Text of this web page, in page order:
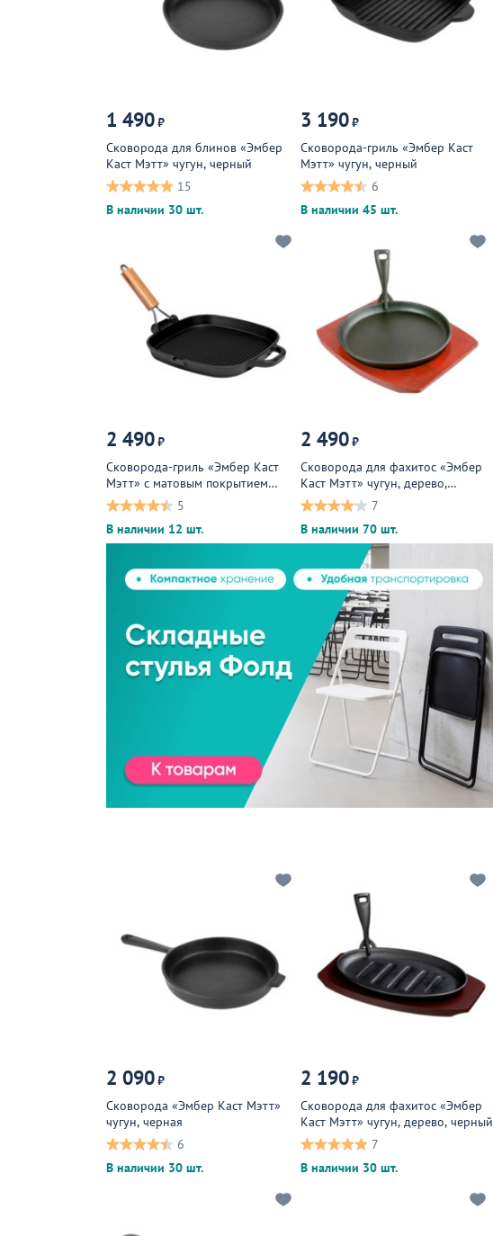
1 490₽
Сковорода для блинов «Эмбер
Каст Мэтт» чугун, черный
15
В наличии 30 шт.
3 190₽
Сковорода-гриль «Эмбер Каст
Мэтт» чугун, черный
6
В наличии 45 шт.
2 490₽
Сковорода-гриль «Эмбер Каст
Мэтт» с матовым покрытием
чугун, дерево, черный, древес
5
В наличии 12 шт.
2 490₽
Сковорода для фахитос «Эмбер
Каст Мэтт» чугун, дерево,
черный, светлое дерево
7
В наличии 70 шт.
2 090₽
Сковорода «Эмбер Каст Мэтт»
чугун, черная
6
В наличии 30 шт.
2 190₽
Сковорода для фахитос «Эмбер
Каст Мэтт» чугун, дерево, черный
7
В наличии 30 шт.